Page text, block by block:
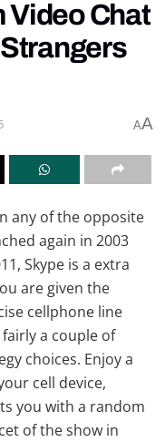
Video Chat
AA
any of the opposite
again in 2003
Skype is a extra
are given the
cellphone line
a couple of
choices. Enjoy a
cell device,
you with a random
of the show in